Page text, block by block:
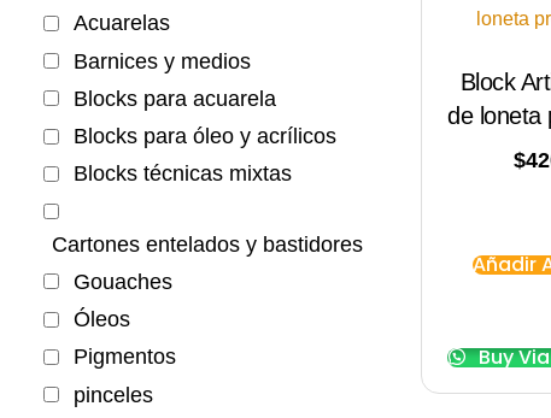
Acuarelas
Barnices y medios
Blocks para acuarela
Blocks para óleo y acrílicos
Blocks técnicas mixtas
Cartones entelados y bastidores
Gouaches
Óleos
Pigmentos
pinceles
Block
de loneta
$
Añadir
Buy